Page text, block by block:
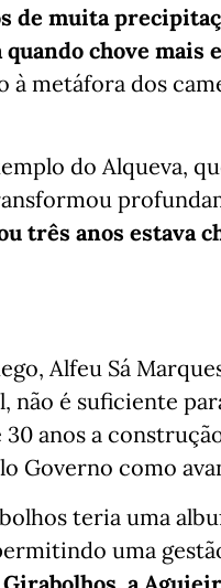
de muita
chove mais
metáfora dos
do Alqueva,
três anos estava
Alfeu Sá
não é suficiente
anos a
Governo como
teria uma
uma